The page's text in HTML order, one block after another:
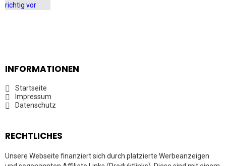
INFORMATIONEN
Startseite
Impressum
Datenschutz
RECHTLICHES
Unsere Webseite finanziert sich durch platzierte Werbeanzeigen